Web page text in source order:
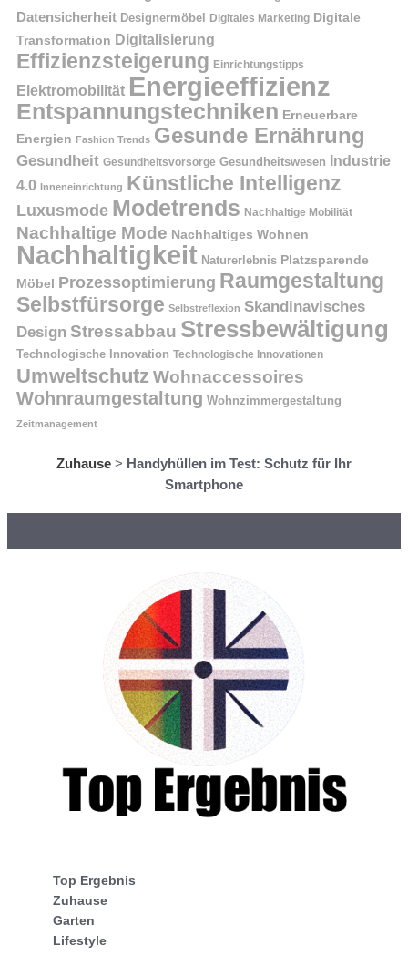
Datensicherheit Designermöbel Digitales Marketing Digitale
Transformation Digitalisierung
Effizienzsteigerung Einrichtungstipps
Elektromobilität Energieeffizienz
Entspannungstechniken Erneuerbare
Energien Fashion Trends Gesunde Ernährung
Gesundheit Gesundheitsvorsorge Gesundheitswesen
Industrie
4.0
Inneneinrichtung Künstliche Intelligenz
Luxusmode Modetrends Nachhaltige Mobilität
Nachhaltige Mode Nachhaltiges Wohnen
Nachhaltigkeit Naturerlebnis Platzsparende
Möbel
Prozessoptimierung Raumgestaltung
Selbstfürsorge Selbstreflexion Skandinavisches
Design Stressabbau Stressbewältigung
Technologische Innovation Technologische Innovationen
Umweltschutz Wohnaccessoires
Wohnraumgestaltung Wohnzimmergestaltung
Zeitmanagement
Zuhause > Handyhüllen im Test: Schutz für Ihr
Smartphone
Top Ergebnis
Zuhause
Garten
Lifestyle